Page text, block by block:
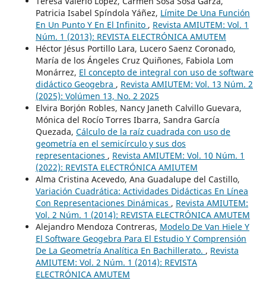
Patricia Isabel Spíndola Yáñez, Límite De Una Función
En Un Punto Y En El Infinito , Revista AMIUTEM: Vol. 1
Núm. 1 (2013): REVISTA ELECTRÓNICA AMUTEM
Héctor Jésus Portillo Lara, Lucero Saenz Coronado,
María de los Ángeles Cruz Quiñones, Fabiola Lom
Monárrez, El concepto de integral con uso de software
didáctico Geogebra , Revista AMIUTEM: Vol. 13 Núm. 2
(2025): Volúmen 13, No. 2 2025
Elvira Borjón Robles, Nancy Janeth Calvillo Guevara,
Mónica del Rocío Torres Ibarra, Sandra García
Quezada, Cálculo de la raíz cuadrada con uso de
geometría en el semicírculo y sus dos
representaciones , Revista AMIUTEM: Vol. 10 Núm. 1
(2022): REVISTA ELECTRÓNICA AMIUTEM
Alma Cristina Acevedo, Ana Guadalupe del Castillo,
Variación Cuadrática: Actividades Didácticas En Línea
Con Representaciones Dinámicas , Revista AMIUTEM:
Vol. 2 Núm. 1 (2014): REVISTA ELECTRÓNICA AMUTEM
Alejandro Mendoza Contreras, Modelo De Van Hiele Y
El Software Geogebra Para El Estudio Y Comprensión
De La Geometría Analítica En Bachillerato. , Revista
AMIUTEM: Vol. 2 Núm. 1 (2014): REVISTA
ELECTRÓNICA AMUTEM